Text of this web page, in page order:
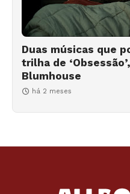
Duas músicas que
trilha de
Blumhouse
há 2 meses